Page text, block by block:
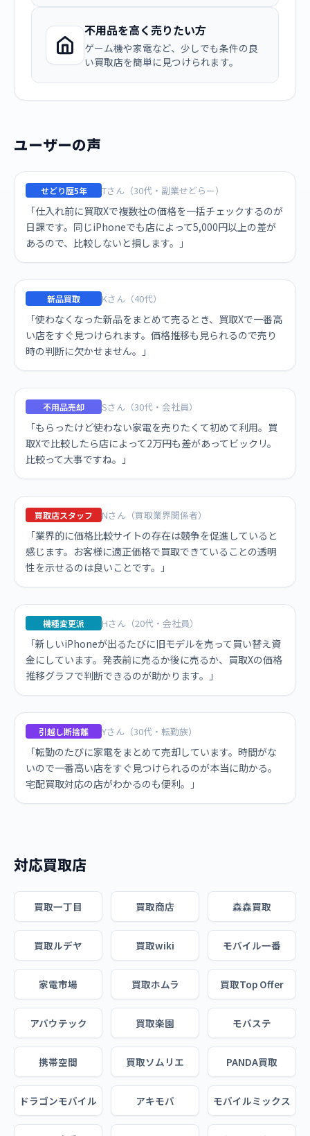
不用品を高く売りたい方
ゲーム機や家電など、少しでも条件の良
い買取店を簡単に見つけられます。
ユーザーの声
せどり歴5年 Tさん（30代・副業せどらー）
「仕入れ前に買取Xで複数社の価格を一括チェックするのが
日課です。同じiPhoneでも店によって5,000円以上の差が
あるので、比較しないと損します。」
新品買取 Kさん（40代）
「使わなくなった新品をまとめて売るとき、買取Xで一番高
い店をすぐ見つけられます。価格推移も見られるので売り
時の判断に欠かせません。」
不用品売却 Sさん（30代・会社員）
「もらったけど使わない家電を売りたくて初めて利用。買
取Xで比較したら店によって2万円も差があってビックリ。
比較って大事ですね。」
買取店スタッフ Nさん（買取業界関係者）
「業界的に価格比較サイトの存在は競争を促進していると
感じます。お客様に適正価格で買取できていることの透明
性を示せるのは良いことです。」
機種変更派 Hさん（20代・会社員）
「新しいiPhoneが出るたびに旧モデルを売って買い替え資
金にしています。発表前に売るか後に売るか、買取Xの価格
推移グラフで判断できるのが助かります。」
引越し断捨離 Yさん（30代・転勤族）
「転勤のたびに家電をまとめて売却しています。時間がな
いので一番高い店をすぐ見つけられるのが本当に助かる。
宅配買取対応の店がわかるのも便利。」
対応買取店
買取一丁目 買取商店 森森買取
買取ルデヤ 買取wiki モバイル一番
家電市場 買取ホムラ 買取Top Offer
アバウテック 買取楽園 モバステ
携帯空間 買取ソムリエ PANDA買取
ドラゴンモバイル アキモバ モバイルミックス